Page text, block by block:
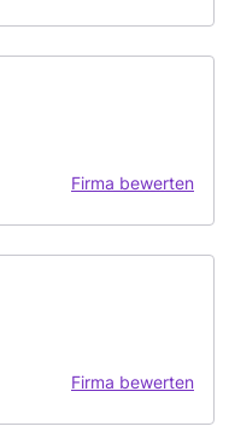
Firma bewerten
Firma bewerten